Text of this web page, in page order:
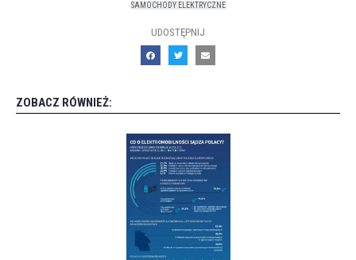
SAMOCHODY ELEKTRYCZNE
UDOSTĘPNIJ
ZOBACZ RÓWNIEŻ: